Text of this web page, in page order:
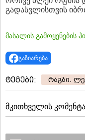
გადასვლისთვის
მასალის გამოყენების
გაზიარება
ტეგები: რაგბი.
მკითხველის